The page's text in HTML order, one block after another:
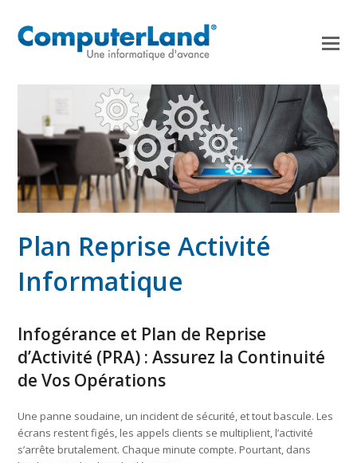
Plan Reprise Activité
Informatique
Infogérance et Plan de Reprise
d’Activité (PRA) : Assurez la Continuité
de Vos Opérations
Une panne soudaine, un incident de sécurité, et tout bascule. Les
écrans restent figés, les appels clients se multiplient, l’activité
s’arrête brutalement. Chaque minute compte. Pourtant, dans